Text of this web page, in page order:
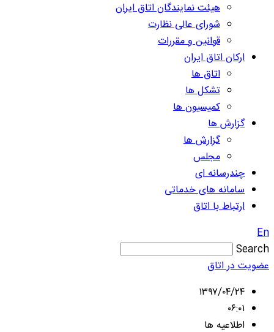
هیئت نمایندگان اتاق ایران
شورای عالی نظارت
قوانین و مقررات
ارکان اتاق ایران
اتاق ها
تشکل ها
کمیسیون ها
گزارش ها
گزارش ها
مجلس
چندرسانه ای
سامانه های خدماتی
ارتباط با اتاق
En
Search
عضویت در اتاق
۱۳۹۷/۰۴/۲۴
۰۶:۰۱
اطلاعیه ها